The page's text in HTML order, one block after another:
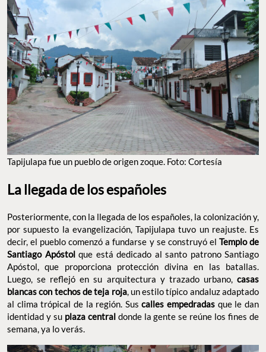
Tapijulapa fue un pueblo de origen zoque. Foto: Cortesía
La llegada de los españoles
Posteriormente, con la llegada de los españoles, la colonización y,
por supuesto la evangelización, Tapijulapa tuvo un reajuste. Es
decir, el pueblo comenzó a fundarse y se construyó el Templo de
Santiago Apóstol que está dedicado al santo patrono Santiago
Apóstol, que proporciona protección divina en las batallas.
Luego, se reflejó en su arquitectura y trazado urbano, casas
blancas con techos de teja roja, un estilo típico andaluz adaptado
al clima trópical de la región. Suscalles empedradas que le dan
identidad y su plaza central donde la gente se reúne los fines de
semana, ya lo verás.